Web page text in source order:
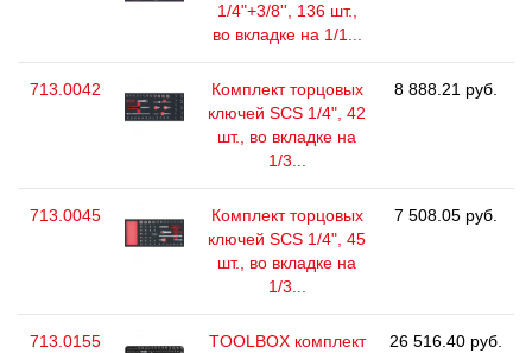
1/4"+3/8'', 136 шт.,
во вкладке на 1/1...
713.0042
Комплект торцовых
ключей SCS 1/4", 42
шт., во вкладке на
1/3...
8 888.21 руб.
713.0045
Комплект торцовых
ключей SCS 1/4", 45
шт., во вкладке на
1/3...
7 508.05 руб.
713.0155
TOOLBOX комплект
26 516.40 руб.